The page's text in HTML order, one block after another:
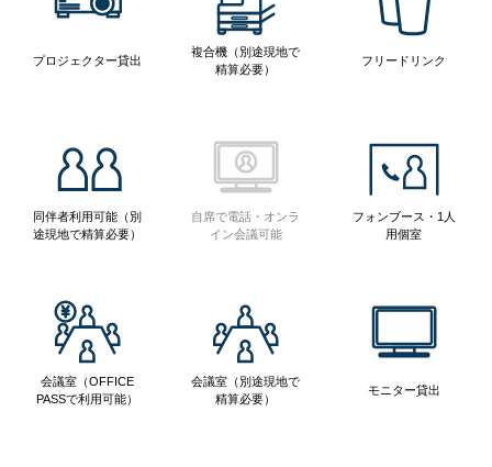
プロジェクター貸出
複合機（別途現地で
精算必要）
フリードリンク
同伴者利用可能（別
途現地で精算必要）
自席で電話・オンラ
イン会議可能
フォンブース・1人
用個室
会議室（OFFICE
PASSで利用可能）
会議室（別途現地で
精算必要）
モニター貸出